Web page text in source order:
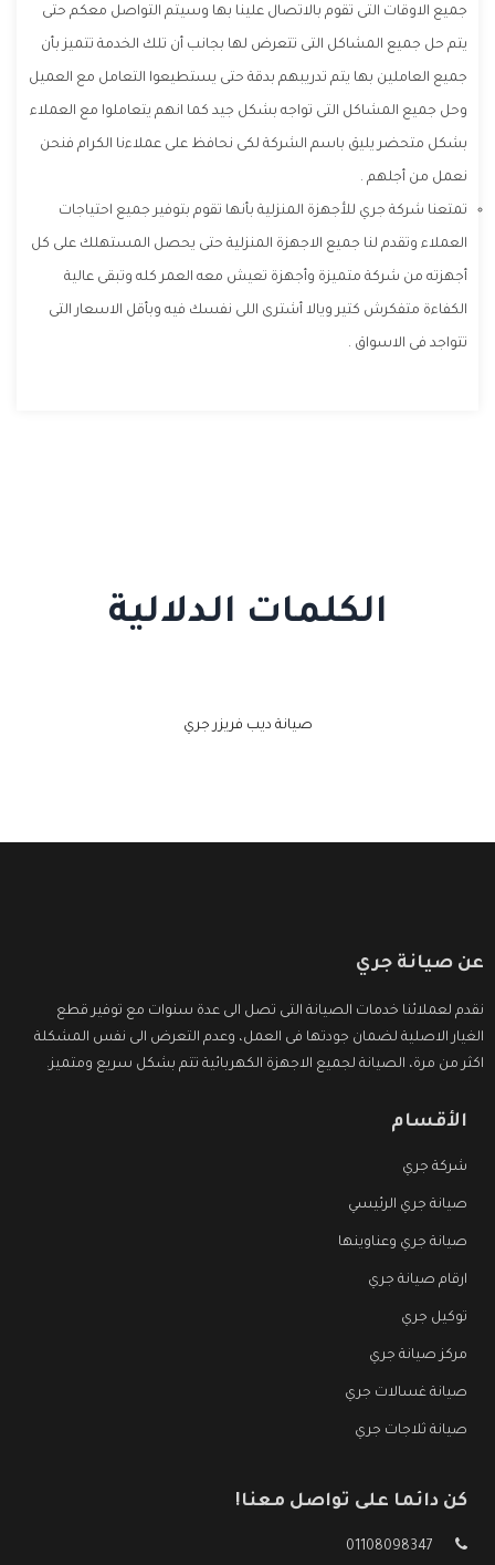
جميع الاوقات التى تقوم بالاتصال علينا بها وسيتم التواصل معكم حتى
يتم حل جميع المشاكل التى تتعرض لها بجانب أن تلك الخدمة تتميز بأن
جميع العاملين بها يتم تدريبهم بدقة حتى يستطيعوا التعامل مع العميل
وحل جميع المشاكل التى تواجه بشكل جيد كما انهم يتعاملوا مع العملاء
بشكل متحضر يليق باسم الشركة لكى نحافظ على عملاءنا الكرام فنحن
نعمل من أجلهم .
تمتعنا شركة جري للأجهزة المنزلية بأنها تقوم بتوفير جميع احتياجات
العملاء وتقدم لنا جميع الاجهزة المنزلية حتى يحصل المستهلك على كل
أجهزته من شركة متميزة وأجهزة تعيش معه العمر كله وتبقى عالية
الكفاءة متفكرش كتير ويالا أشترى اللى نفسك فيه وبأقل الاسعار التى
تتواجد فى الاسواق .
الكلمات الدلالية
صيانة ديب فريزر جري
عن صيانة جري
نقدم لعملائنا خدمات الصيانة التى تصل الى عدة سنوات مع توفير قطع
الغيار الاصلية لضمان جودتها فى العمل، وعدم التعرض الى نفس المشكلة
اكثر من مرة، الصيانة لجميع الاجهزة الكهربائية تتم بشكل سريع ومتميز.
الأقسام
شركة جري
صيانة جري الرئيسي
صيانة جري وعناوينها
ارقام صيانة جري
توكيل جري
مركز صيانة جري
صيانة غسالات جري
صيانة ثلاجات جري
كن دائما على تواصل معنا!
01108098347